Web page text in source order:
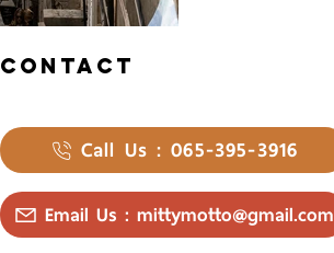
contact
Call Us : 065-395-3916
Email Us : mittymotto@gmail.com